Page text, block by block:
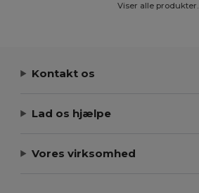
Viser alle produkter.
Kontakt os
Lad os hjælpe
Vores virksomhed